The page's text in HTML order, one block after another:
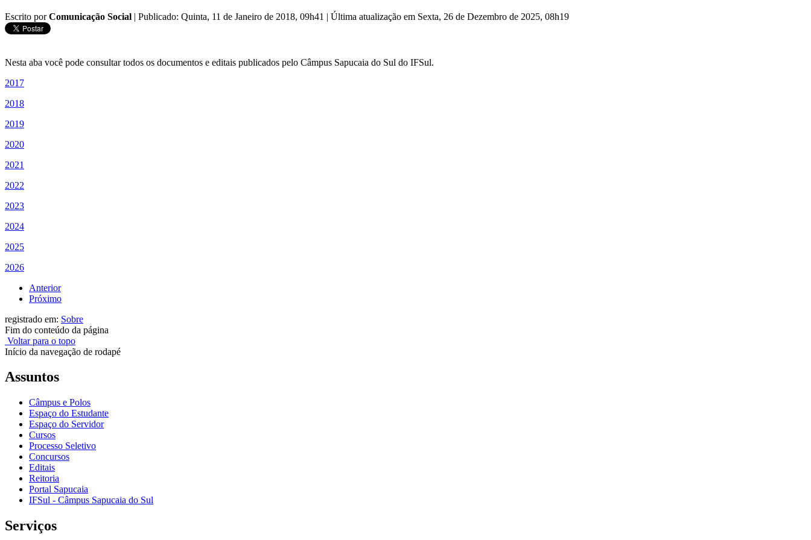
Escrito porComunicação Social | Publicado: Quinta, 11 de Janeiro de 2018, 09h41 | Última atualização em Sexta, 26 de Dezembro de 2025, 08h19
Nesta aba você pode consultar todos os documentos e editais publicados pelo Câmpus Sapucaia do Sul do IFSul.
2017
2018
2019
2020
2021
2022
2023
2024
2025
2026
Anterior
Próximo
registrado em: Sobre
Fim do conteúdo da página
Voltar para o topo
Início da navegação de rodapé
Assuntos
Câmpus e Polos
Espaço do Estudante
Espaço do Servidor
Cursos
Processo Seletivo
Concursos
Editais
Reitoria
Portal Sapucaia
IFSul - Câmpus Sapucaia do Sul
Serviços